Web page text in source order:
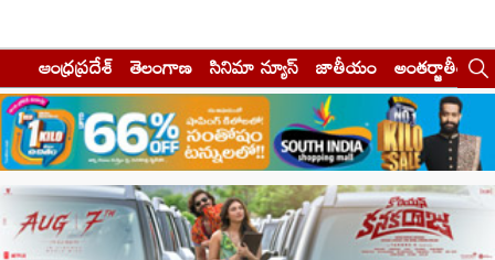
ఆంధ్రప్రదేశ్ తెలంగాణ సినిమా న్యూస్ జాతీయం అంతర్జాతీయం